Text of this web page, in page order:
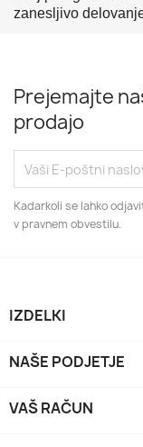
zanesljivo
Prejemajte
prodajo
Kadarkoli se lahko
v pravnem obvestilu.
IZDELKI
NAŠE PODJETJE
VAŠ RAČUN